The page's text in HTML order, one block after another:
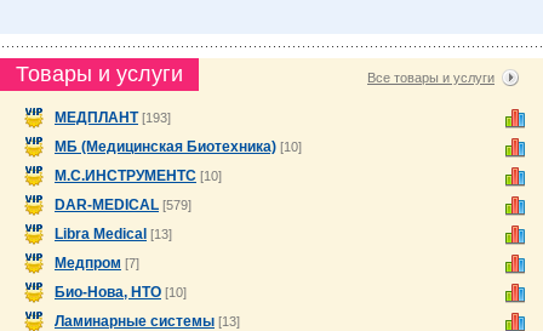
Товары и услуги Все товары и услуги
МЕДПЛАНТ[193]
МБ (Медицинская Биотехника) [10]
М.С.ИНСТРУМЕНТС [10]
DAR-MEDICAL [579]
Libra Medical [13]
Медпром [7]
Био-Нова, НТО [10]
Ламинарные системы [13]